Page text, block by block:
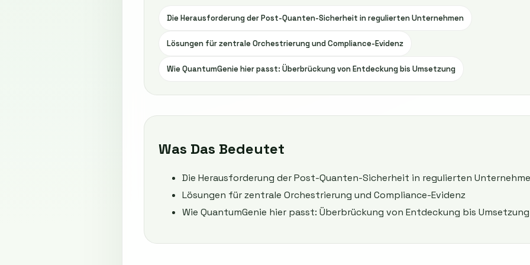
Die Herausforderung der Post-Quanten-Sicherheit in regulierten Unternehmen
Lösungen für zentrale Orchestrierung und Compliance-Evidenz
Wie QuantumGenie hier passt: Überbrückung von Entdeckung bis Umsetzung
Was Das Bedeutet
Die Herausforderung der Post-Quanten-Sicherheit in regulierten
Lösungen für zentrale Orchestrierung und Compliance-Evidenz
Wie QuantumGenie hier passt: Überbrückung von Entdeckung bis Umsetzung